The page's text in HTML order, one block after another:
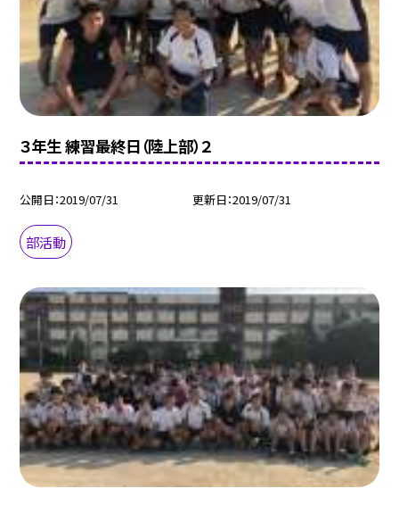
３年生 練習最終日（陸上部）２
公開日 2019/07/31 更新日 2019/07/31
部活動